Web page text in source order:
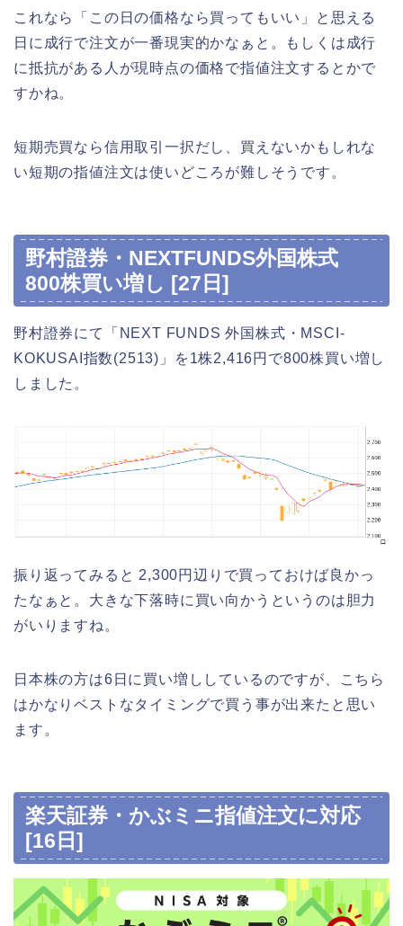
これなら「この日の価格なら買ってもいい」と思える
日に成行で注文が一番現実的かなぁと。もしくは成行
に抵抗がある人が現時点の価格で指値注文するとかで
すかね。
短期売買なら信用取引一択だし、買えないかもしれな
い短期の指値注文は使いどころが難しそうです。
野村證券・NEXTFUNDS外国株式
800株買い増し [27日]
野村證券にて「NEXT FUNDS 外国株式・MSCI-
KOKUSAI指数(2513)」を1株2,416円で800株買い増し
しました。
振り返ってみると 2,300円辺りで買っておけば良かっ
たなぁと。大きな下落時に買い向かうというのは胆力
がいりますね。
日本株の方は6日に買い増ししているのですが、こちら
はかなりベストなタイミングで買う事が出来たと思い
ます。
楽天証券・かぶミニ指値注文に対応
[16日]